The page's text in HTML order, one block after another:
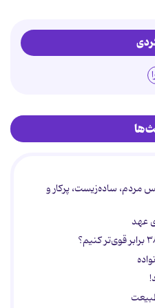
مردم، ساده‌زیست، پرکار و
عهد